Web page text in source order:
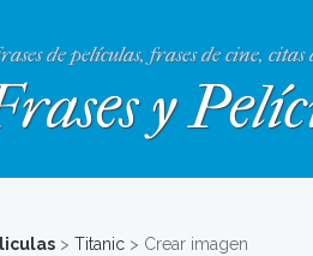
de películas, frases de cine,
y
> Titanic > Crear imagen